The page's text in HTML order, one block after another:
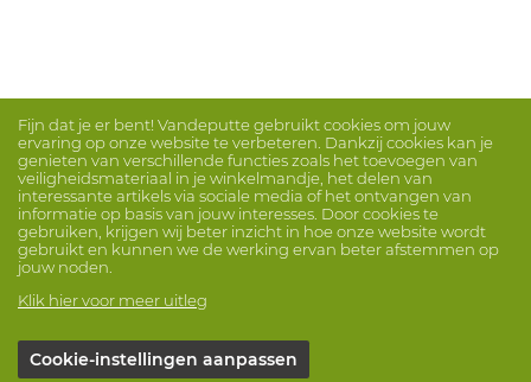
Fijn dat je er bent! Vandeputte gebruikt cookies om jouw
ervaring op onze website te verbeteren. Dankzij cookies kan je
genieten van verschillende functies zoals het toevoegen van
veiligheidsmateriaal in je winkelmandje, het delen van
interessante artikels via sociale media of het ontvangen van
informatie op basis van jouw interesses. Door cookies te
gebruiken, krijgen wij beter inzicht in hoe onze website wordt
gebruikt en kunnen we de werking ervan beter afstemmen op
jouw noden.
Klik hier voor meer uitleg
Cookie-instellingen aanpassen